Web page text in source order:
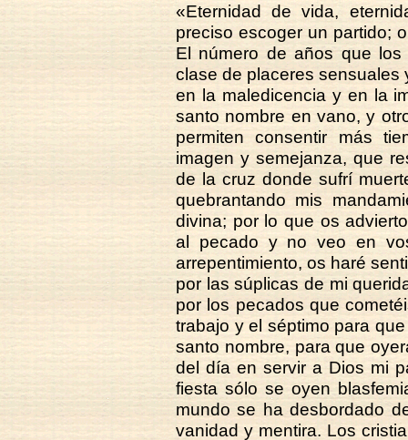
«Eternidad de vida,
preciso escoger un partido;
El número de años que
clase de placeres sensuales
en la maledicencia y en la
santo nombre en vano, y
permiten consentir más
imagen y semejanza, que
de la cruz donde sufrí
quebrantando mis
divina; por lo que os
al pecado y no veo en
arrepentimiento, os haré
por las súplicas de mi
por los pecados que
trabajo y el séptimo para
santo nombre, para que
del día en servir a Dios mi
fiesta sólo se oyen
mundo se ha desbordado
vanidad y mentira. Los